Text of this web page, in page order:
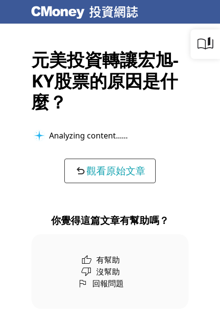
元美投資轉讓宏旭-
KY股票的原因是什
麼？
Analyzing content...
觀看原始文章
你覺得這篇文章有幫助嗎？
有幫助
沒幫助
回報問題